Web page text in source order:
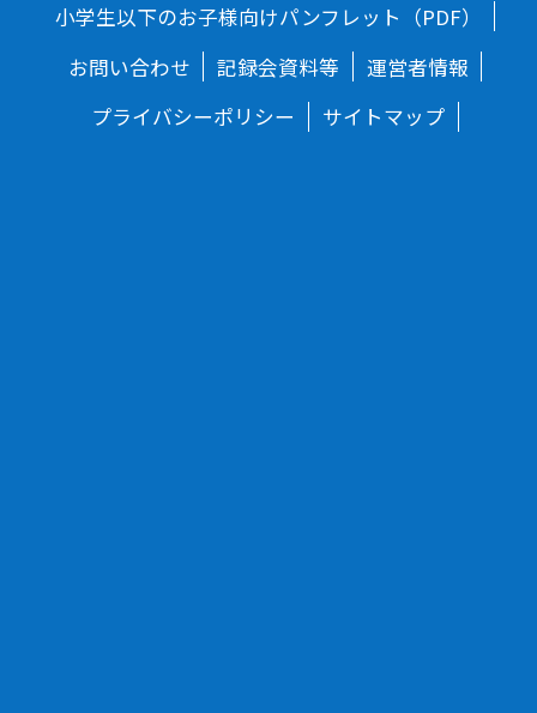
小学生以下のお子様向けパンフレット（PDF）
お問い合わせ
記録会資料等
運営者情報
プライバシーポリシー
サイトマップ